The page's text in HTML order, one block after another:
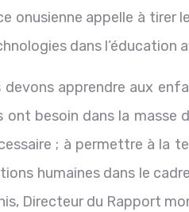
onusienne appelle à tirer
dans l’éducation
devons apprendre aux
ont besoin dans la masse
; à permettre à la
humaines dans le
Directeur du Rapport